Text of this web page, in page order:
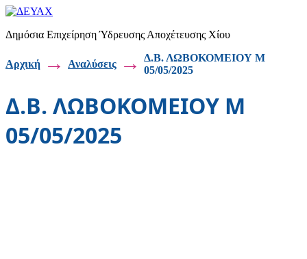
Μετάβαση
περιεχόμενο
Δημόσια Επιχείρηση Ύδρευσης Αποχέτευσης Χίου
Αρχική → Αναλύσεις →
Δ.Β. ΛΩΒΟΚΟΜΕΙΟΥ Μ
05/05/2025
Δ.Β. ΛΩΒΟΚΟΜΕΙΟΥ Μ
05/05/2025